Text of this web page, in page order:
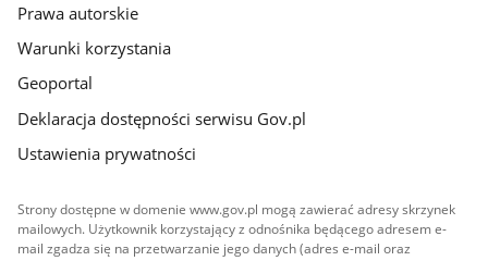
Prawa autorskie
Warunki korzystania
Geoportal
Deklaracja dostępności serwisu Gov.pl
Ustawienia prywatności
Strony dostępne w domenie www.gov.pl mogą zawierać adresy skrzynek
mailowych. Użytkownik korzystający z odnośnika będącego adresem e-
mail zgadza się na przetwarzanie jego danych (adres e-mail oraz